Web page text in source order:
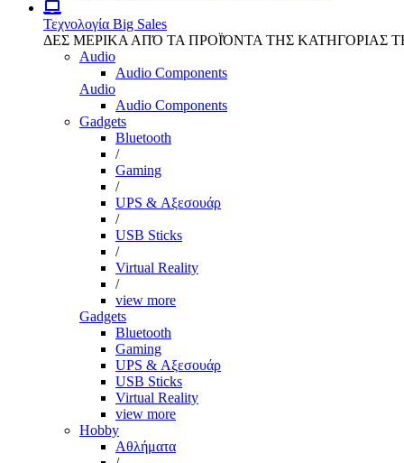
Τεχνολογία Big Sales
ΔΕΣ ΜΕΡΙΚΑ ΑΠΌ ΤΑ ΠΡΟΪΌΝΤΑ ΤΗΣ ΚΑΤΗΓΟΡΙΑΣ
Audio
Audio Components
Audio
Audio Components
Gadgets
Bluetooth
/
Gaming
/
UPS & Αξεσουάρ
/
USB Sticks
/
Virtual Reality
/
view more
Gadgets
Bluetooth
Gaming
UPS & Αξεσουάρ
USB Sticks
Virtual Reality
view more
Hobby
Αθλήματα